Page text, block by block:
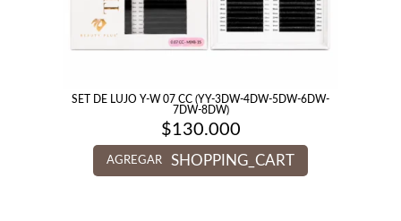
SET DE LUJO Y-W 07 CC (YY-3DW-4DW-5DW-6DW-
7DW-8DW)
$130.000
AGREGAR SHOPPING_CART